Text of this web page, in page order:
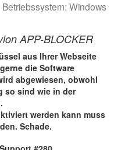
Windows
APP-BLOCKER
aus Ihrer Webseite
die Software
abgewiesen, obwohl
so sind wie in der
werden kann muss
Schade.